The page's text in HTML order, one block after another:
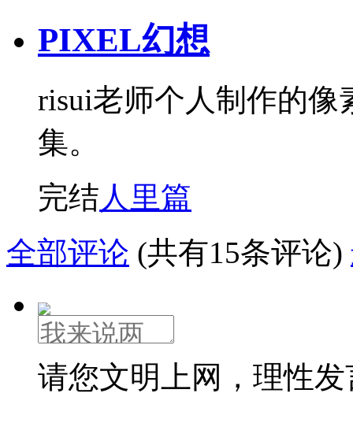
PIXEL幻想
risui老师个人制作的
集。
完结人里篇
全部评论 (共有15条评论)
请您文明上网，理性